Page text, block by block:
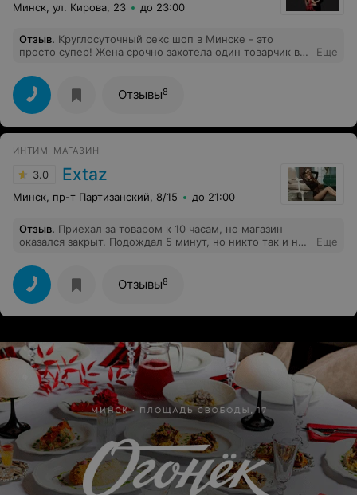
Минск, ул. Кирова, 23 до 23:00
Отзыв. Круглосуточный секс шоп в Минске - это
просто супер! Жена срочно захотела один товарчик в 2
интернете Ваш магазин и через 30 минут наш заказ
уже был у нас дома. Спасибо Вашему магазину и
процветания Вам!
Еще
Отзывы8
ИНТИМ-МАГАЗИН
3.0 Extaz
Минск, пр-т Партизанский, 8/15 до 21:00
Отзыв. Приехал за товаром к 10 часам, но магазин
оказался закрыт. Подождал 5 минут, но никто так и не
чтобы работать с клиентами нужно хотя бы научиться
вовремя приходить на работу.
Еще
Отзывы8